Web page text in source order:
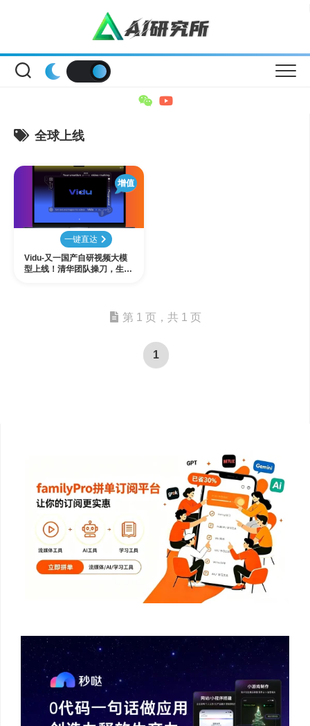
全球上线
增值
一键直达
Vidu-又一国产自研视频大模
型上线！清华团队操刀，生成
第 1 页，共 1 页
1